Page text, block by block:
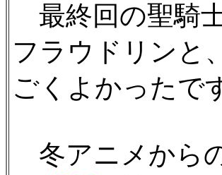
最終回の聖騎
フラウドリンと
ごくよかったで
冬アニメから